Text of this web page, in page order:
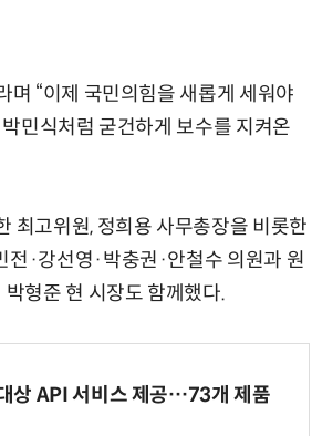
며 “이제 국민의힘을 새롭게 세워야
민식처럼 굳건하게 보수를 지켜온
최고위원, 정희용 사무총장을 비롯한
·강선영·박충권·안철수 의원과 원
형준 현 시장도 함께했다.
상 API 서비스 제공…73개 제품